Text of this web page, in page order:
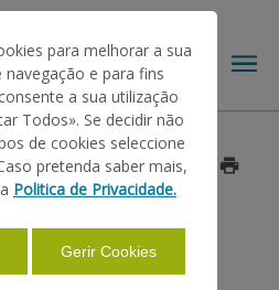
DE APOIO
Data: 2015/01/06
para melhorar a sua
navegação e para fins
a sua utilização
Todos». Se decidir não
de cookies seleccione
pretenda saber mais,
Politica de Privacidade.
Gerir Cookies